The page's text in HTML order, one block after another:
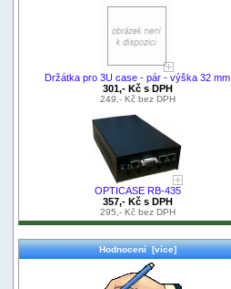
Držátka pro 3U case - pár - výška 32 mm
301,- Kč s DPH
249,- Kč bez DPH
OPTICASE RB-435
357,- Kč s DPH
295,- Kč bez DPH
Hodnocení [více]